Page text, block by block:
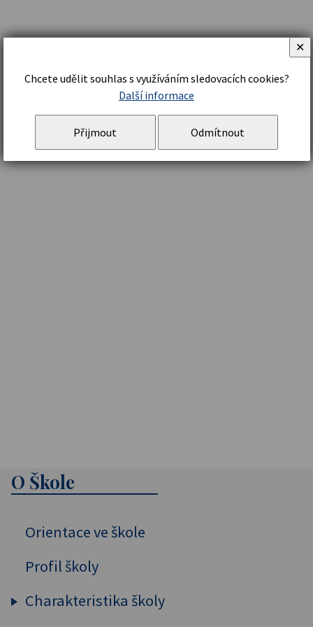
O Škole
Orientace ve škole
Profil školy
Charakteristika školy
Chcete udělit souhlas s využíváním sledovacích cookies?
Další informace
Přijmout Odmítnout
✕